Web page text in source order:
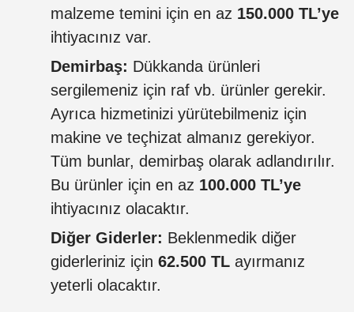
malzeme temini için en az 150.000 TL’ye
ihtiyacınız var.
Demirbaş: Dükkanda ürünleri
sergilemeniz için raf vb. ürünler gerekir.
Ayrıca hizmetinizi yürütebilmeniz için
makine ve teçhizat almanız gerekiyor.
Tüm bunlar, demirbaş olarak adlandırılır.
Bu ürünler için en az 100.000 TL’ye
ihtiyacınız olacaktır.
Diğer Giderler: Beklenmedik diğer
giderleriniz için 62.500 TL ayırmanız
yeterli olacaktır.